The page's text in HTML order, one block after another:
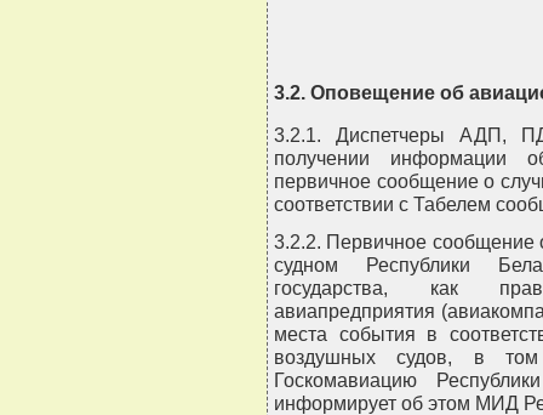
3.2. Оповещение об
3.2.1. Диспетчеры
получении информации
первичное сообщение о
соответствии с Табелем
3.2.2. Первичное
судном Республики
государства, как
авиапредприятия
места события в
воздушных судов, в
Госкомавиацию
информирует об этом МИД